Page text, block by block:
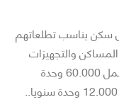
سكن يناسب تطلعاتهم
المساكن والتجهيزات
العسكرية بإعطاء انطلاقة برنامج إضافي يشمل 60.000 وحدة